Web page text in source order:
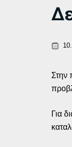
Στην
Για